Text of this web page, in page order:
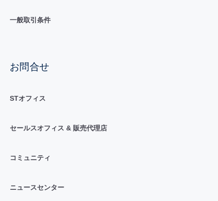
一般取引条件
お問合せ
STオフィス
セールスオフィス & 販売代理店
コミュニティ
ニュースセンター